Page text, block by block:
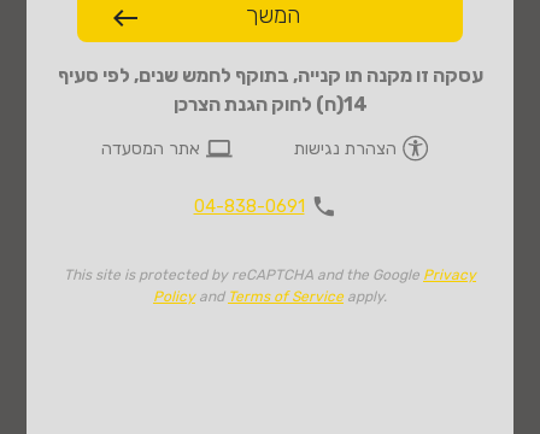
המשך west
עסקה זו מקנה תו קנייה, בתוקף לחמש שנים, לפי סעיף
14(ח) לחוק הגנת הצרכן
הצהרת נגישות computer אתר המסעדה
phone
04-838-0691
This site is protected by reCAPTCHA and the Google Privacy
Policyand Terms of Service apply.